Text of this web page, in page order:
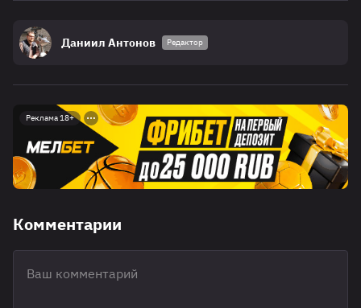
Даниил Антонов Редактор
Реклама 18+
Комментарии